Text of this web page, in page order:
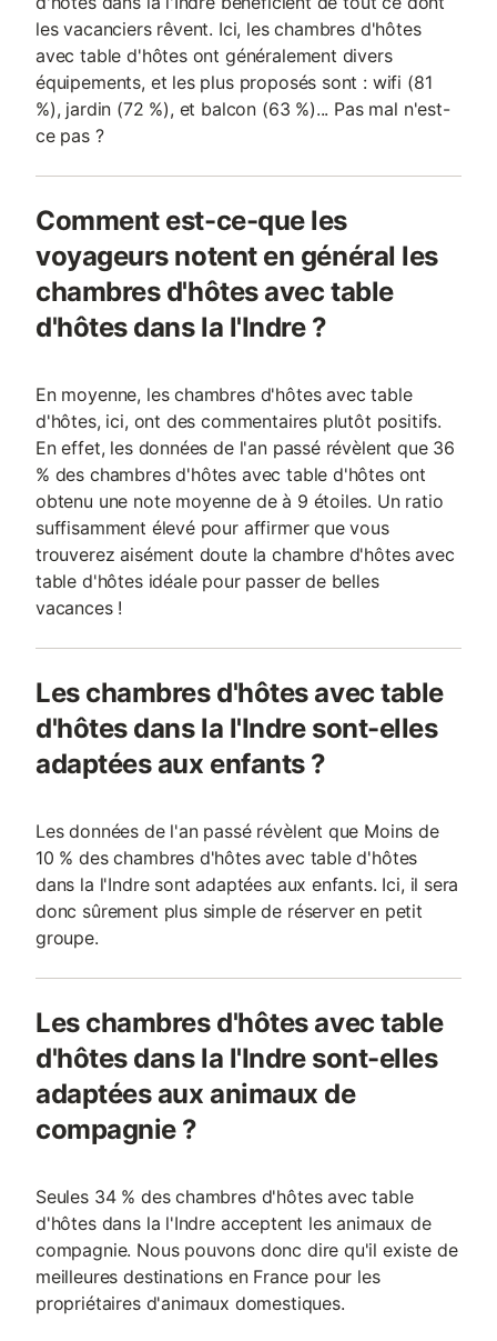
les vacanciers rêvent. Ici, les chambres d'hôtes
avec table d'hôtes ont généralement divers
équipements, et les plus proposés sont : wifi (81
%), jardin (72 %), et balcon (63 %)... Pas mal n'est-
ce pas ?
Comment est-ce-que les
voyageurs notent en général les
chambres d'hôtes avec table
d'hôtes dans la l'Indre ?
En moyenne, les chambres d'hôtes avec table
d'hôtes, ici, ont des commentaires plutôt positifs.
En effet, les données de l'an passé révèlent que 36
% des chambres d'hôtes avec table d'hôtes ont
obtenu une note moyenne de à 9 étoiles. Un ratio
suffisamment élevé pour affirmer que vous
trouverez aisément doute la chambre d'hôtes avec
table d'hôtes idéale pour passer de belles
vacances !
Les chambres d'hôtes avec table
d'hôtes dans la l'Indre sont-elles
adaptées aux enfants ?
Les données de l'an passé révèlent que Moins de
10 % des chambres d'hôtes avec table d'hôtes
dans la l'Indre sont adaptées aux enfants. Ici, il sera
donc sûrement plus simple de réserver en petit
groupe.
Les chambres d'hôtes avec table
d'hôtes dans la l'Indre sont-elles
adaptées aux animaux de
compagnie ?
Seules 34 % des chambres d'hôtes avec table
d'hôtes dans la l'Indre acceptent les animaux de
compagnie. Nous pouvons donc dire qu'il existe de
meilleures destinations en France pour les
propriétaires d'animaux domestiques.